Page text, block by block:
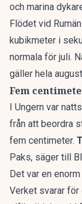
och marina
Flödet vid
kubikmeter i
normala för juli.
gäller hela
Fem
I Ungern var
från att beordra
fem centimeter.
Paks, säger till
Det var en enorm
Verket svarar för